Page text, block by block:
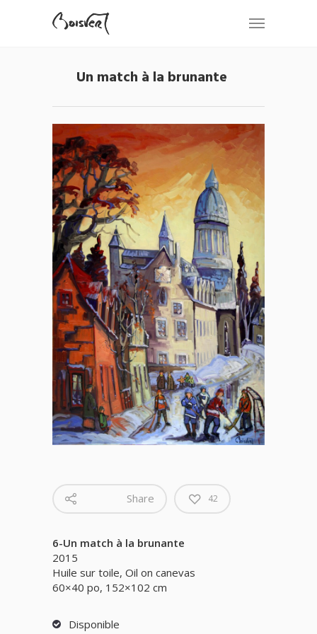
Un match à la brunante
Share 42
6-Un match à la brunante
2015
Huile sur toile, Oil on canevas
60×40 po, 152×102 cm
Disponible